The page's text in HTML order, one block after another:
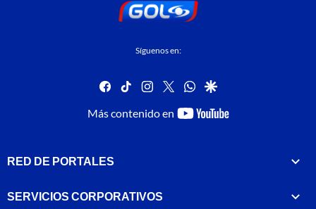
Síguenos en:
facebook
tiktok instagram
twitterwhatsapp
google
Más contenido en
youtube-
RED DE PORTALES
SERVICIOS CORPORATIVOS